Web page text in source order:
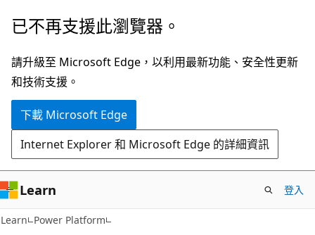
跳
主
要
內
已不再支援此瀏覽器。
請升級至 Microsoft Edge，以利用最新功能、安全性更新
和技術支援。
下載 Microsoft Edge
Internet Explorer 和 Microsoft Edge 的詳細資訊
Learn 登入
Learn Power Platform